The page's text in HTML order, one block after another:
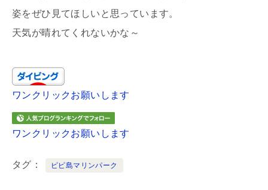
姿をぜひ見てほしいと思っています。
天気が晴れてくれないかな～
ワンクリックお願いします
ワンクリックお願いします
タグ ピピ島マリンパーク